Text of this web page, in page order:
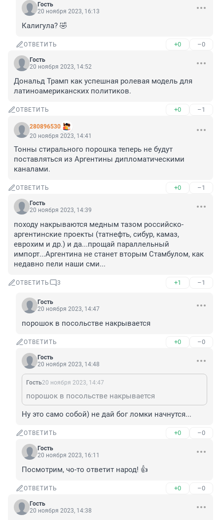
Гость
20 ноября 2023, 16:13
Калигула? 🤣
ОТВЕТИТЬ +0 –0
Гость
20 ноября 2023, 14:52
Дональд Трамп как успешная ролевая модель для
латиноамериканских политиков.
ОТВЕТИТЬ +0 –1
280896530
20 ноября 2023, 14:41
Тонны стирального порошка теперь не будут
поставляться из Аргентины дипломатическими
каналами.
ОТВЕТИТЬ +0 –1
Гость
20 ноября 2023, 14:39
походу накрываются медным тазом российско-
аргентинские проекты (татнефть, сибур, камаз,
еврохим и др.) и да...прощай параллельный
импорт...Аргентина не станет вторым Стамбулом, как
недавно пели наши сми...
ОТВЕТИТЬ 3 +1 –1
Гость
20 ноября 2023, 14:47
порошок в посольстве накрывается
ОТВЕТИТЬ +0 –0
Гость
20 ноября 2023, 14:48
Гость20 ноября 2023, 14:47
порошок в посольстве накрывается
Ну это само собой) не дай бог ломки начнутся...
ОТВЕТИТЬ +0 –0
Гость
20 ноября 2023, 16:11
Посмотрим, чо-то ответит народ! 👍
ОТВЕТИТЬ +0 –0
Гость
20 ноября 2023, 14:38